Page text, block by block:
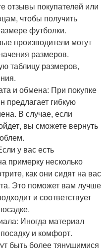
отзывы покупателей или
чтобы получить
футболки.
производители могут
размеров.
таблицу размеров,
и обмена: При покупке
предлагает гибкую
В случае, если
вы сможете вернуть
у вас есть
примерку несколько
как они сидят на вас
Это поможет вам лучше
и соответствует
Иногда материал
и комфорт.
быть более тянущимися